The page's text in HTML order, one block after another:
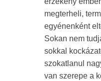
megterheli,
egyénenként
Sokan nem
sokkal
szokatlanul
van szerepe a